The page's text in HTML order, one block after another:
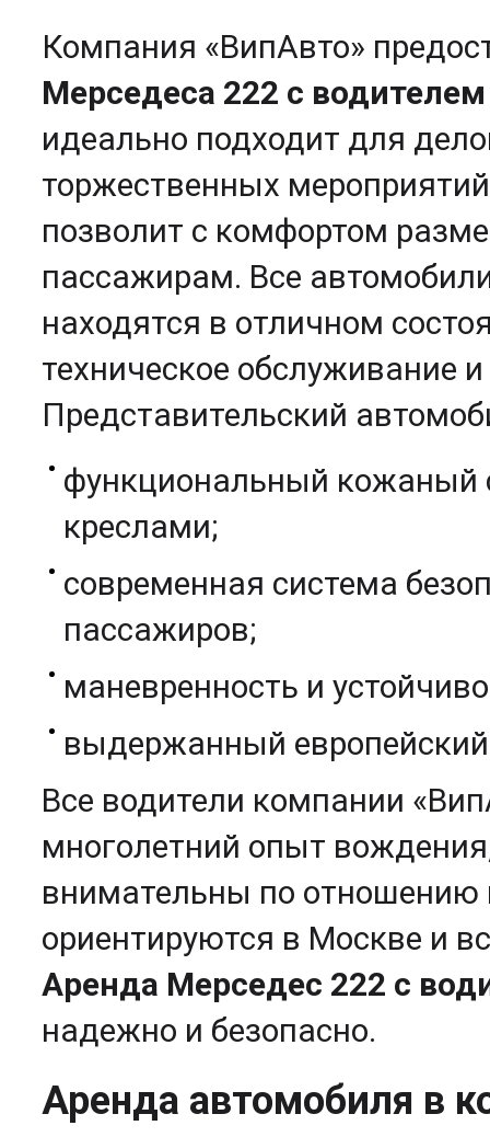
Компания «ВипАвто»
Мерседеса 222 с
идеально подходит для
торжественных
позволит с комфортом
пассажирам. Все
находятся в отличном
техническое обслуживание
Представительский
функциональный кожаный
креслами;
современная система
пассажиров;
маневренность и
выдержанный
Все водители компании
многолетний опыт
внимательны по отношению
ориентируются в Москве и
Аренда Мерседес 222 с
надежно и безопасно.
Аренда автомобиля в